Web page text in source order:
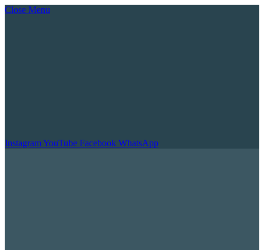
Close Menu
InstagramYouTube Facebook WhatsApp